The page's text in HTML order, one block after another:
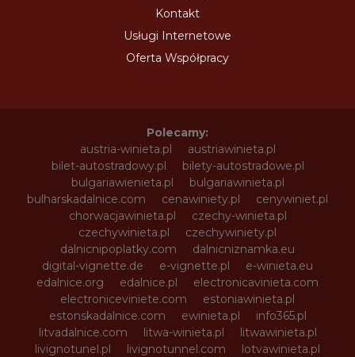
Kontakt
Usługi Internetowe
Oferta Współpracy
Polecamy:
austria-winieta.pl
austriawinieta.pl
bilet-autostradowy.pl
bilety-autostradowe.pl
bulgariawienieta.pl
bulgariawinieta.pl
bulharskadalnice.com
cenawiniety.pl
cenywiniet.pl
chorwacjawinieta.pl
czechy-winieta.pl
czechywinieta.pl
czechywiniety.pl
dalnicnipoplatky.com
dalnicniznamka.eu
digital-vignette.de
e-vignette.pl
e-winieta.eu
edalnice.org
edalnice.pl
electronicavinieta.com
electroniceviniete.com
estoniawinieta.pl
estonskadalnice.com
ewinieta.pl
info365.pl
litvadalnice.com
litwa-winieta.pl
litwawinieta.pl
livignotunel.pl
livignotunnel.com
lotvawinieta.pl